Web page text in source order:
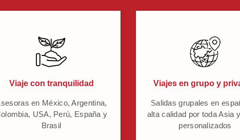
Viaje con tranquilidad
en México, Argentina,
USA, Perú, España y
Brasil
Viajes en grupo y
Salidas grupales en
alta calidad por toda Asia
personalizados